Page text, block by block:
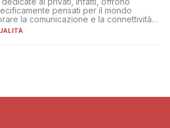
pensati per il mondo
la comunicazione e la connettività